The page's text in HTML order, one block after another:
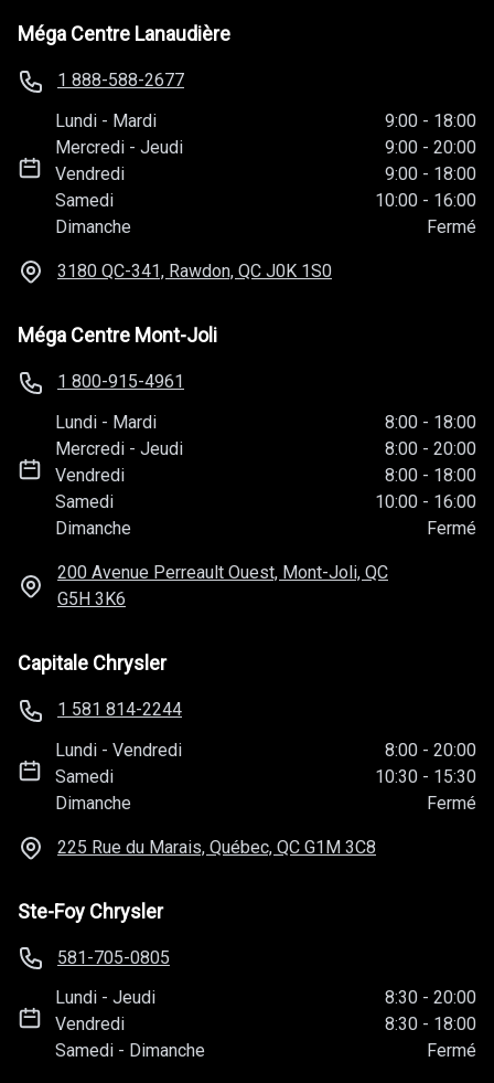
Méga Centre Lanaudière
1 888-588-2677
Lundi - Mardi 9:00 - 18:00
Mercredi -Jeudi 9:00 - 20:00
Vendredi
9:00 - 18:00
Samedi
10:00 - 16:00
Dimanche
Fermé
3180 QC-341, Rawdon, QC J0K 1S0
Méga Centre Mont-Joli
1 800-915-4961
Lundi - Mardi 8:00 - 18:00
Mercredi -Jeudi 8:00 - 20:00
Vendredi
8:00 - 18:00
Samedi
10:00 - 16:00
Dimanche
Fermé
200 Avenue Perreault Ouest, Mont-Joli, QC
G5H 3K6
Capitale Chrysler
1 581 814-2244
Lundi -Vendredi 8:00 - 20:00
Samedi
10:30 - 15:30
Dimanche
Fermé
225 Rue du Marais, Québec, QC G1M 3C8
Ste-Foy Chrysler
581-705-0805
Lundi -Jeudi 8:30 - 20:00
Vendredi
8:30 - 18:00
Samedi - Dimanche Fermé